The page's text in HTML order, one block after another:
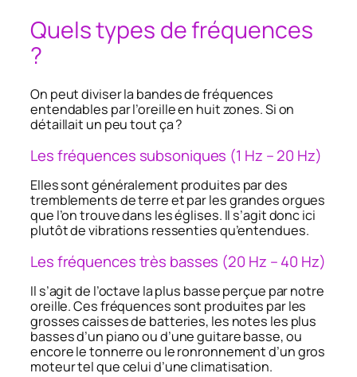
Quels types de fréquences
?
On peut diviser la bandes de fréquences
entendables par l’oreille en huit zones. Si on
détaillait un peu tout ça ?
Les fréquences subsoniques (1 Hz – 20 Hz)
Elles sont généralement produites par des
tremblements de terre et par les grandes orgues
que l’on trouve dans les églises. Il s’agit donc ici
plutôt de vibrations ressenties qu’entendues.
Les fréquences très basses (20 Hz – 40 Hz)
Il s’agit de l’octave la plus basse perçue par notre
oreille. Ces fréquences sont produites par les
grosses caisses de batteries, les notes les plus
basses d’un piano ou d’une guitare basse, ou
encore le tonnerre ou le ronronnement d’un gros
moteur tel que celui d’une climatisation.